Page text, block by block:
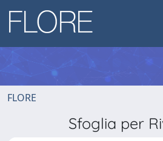
FLORE
Sfoglia per